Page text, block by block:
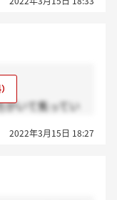
がいて焦ってい
2022年3月15日 18:27